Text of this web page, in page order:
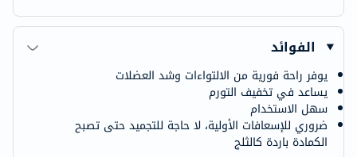
الفوائد
يوفر راحة فورية من الالتواءات وشد العضلات
يساعد في تخفيف التورم
سهل الاستخدام
ضروري للإسعافات الأولية، لا حاجة للتجميد حتى تصبح
الكمادة باردة كالثلج